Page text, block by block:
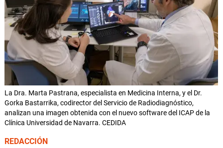
La Dra. Marta Pastrana, especialista en Medicina Interna, y el Dr.
Gorka Bastarrika, codirector del Servicio de Radiodiagnóstico,
analizan una imagen obtenida con el nuevo software del ICAP de la
Clínica Universidad de Navarra. CEDIDA
REDACCIÓN